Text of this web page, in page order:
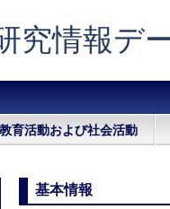
究情報デ
教育活動および社会活動
基本情報